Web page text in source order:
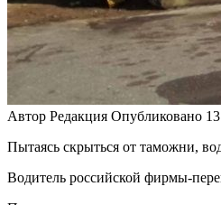
Автор Редакция Опубликовано
Пытаясь скрыться от таможни,
Водитель российской фирмы-